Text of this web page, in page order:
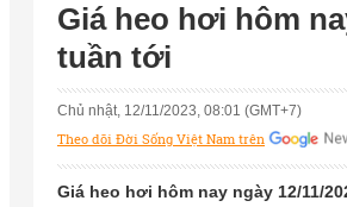
Giá heo hơi hôm
tuần tới
Chủ nhật, 12/11/2023, 08:01 (GMT+7)
Theo dõi Đời Sống Việt Nam trên
Giá heo hơi hôm nay ngày 12/11/